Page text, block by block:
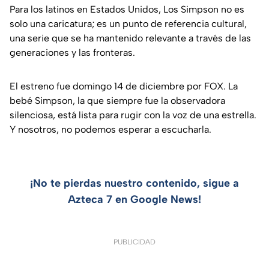
Para los latinos en Estados Unidos, Los Simpson no es
solo una caricatura; es un punto de referencia cultural,
una serie que se ha mantenido relevante a través de las
generaciones y las fronteras.
El estreno fue domingo 14 de diciembre por FOX. La
bebé Simpson, la que siempre fue la observadora
silenciosa, está lista para rugir con la voz de una estrella.
Y nosotros, no podemos esperar a escucharla.
¡No te pierdas nuestro contenido, sigue a
Azteca 7 en Google News!
PUBLICIDAD